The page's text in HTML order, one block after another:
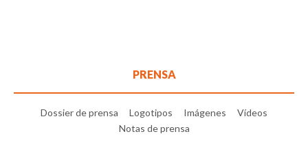
PRENSA
Dossier de prensa Logotipos Imágenes
Vídeos
Notas de prensa